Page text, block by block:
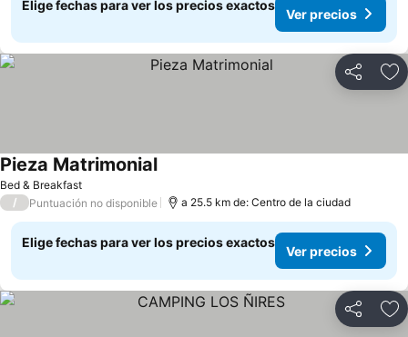
Elige fechas para ver los precios exactos
Ver precios
Compartir
Bed & Breakfast
Pieza Matrimonial
/ Puntuación no disponible a 25.5 km de: Centro de la ciudad
Elige fechas para ver los precios exactos
Ver precios
Compartir